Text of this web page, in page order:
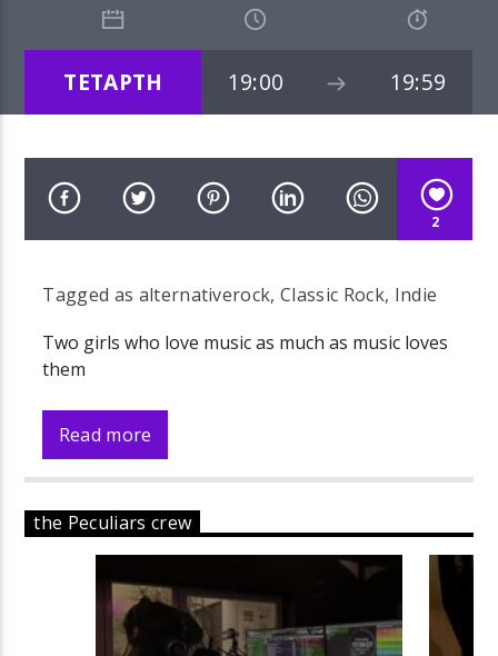
ΤΕΤΑΡΤΗ 19:00 19:59
2
Tagged as alternativerock,Classic Rock, Indie
Two girls who love music as much as music loves
them
Read more
the Peculiars crew